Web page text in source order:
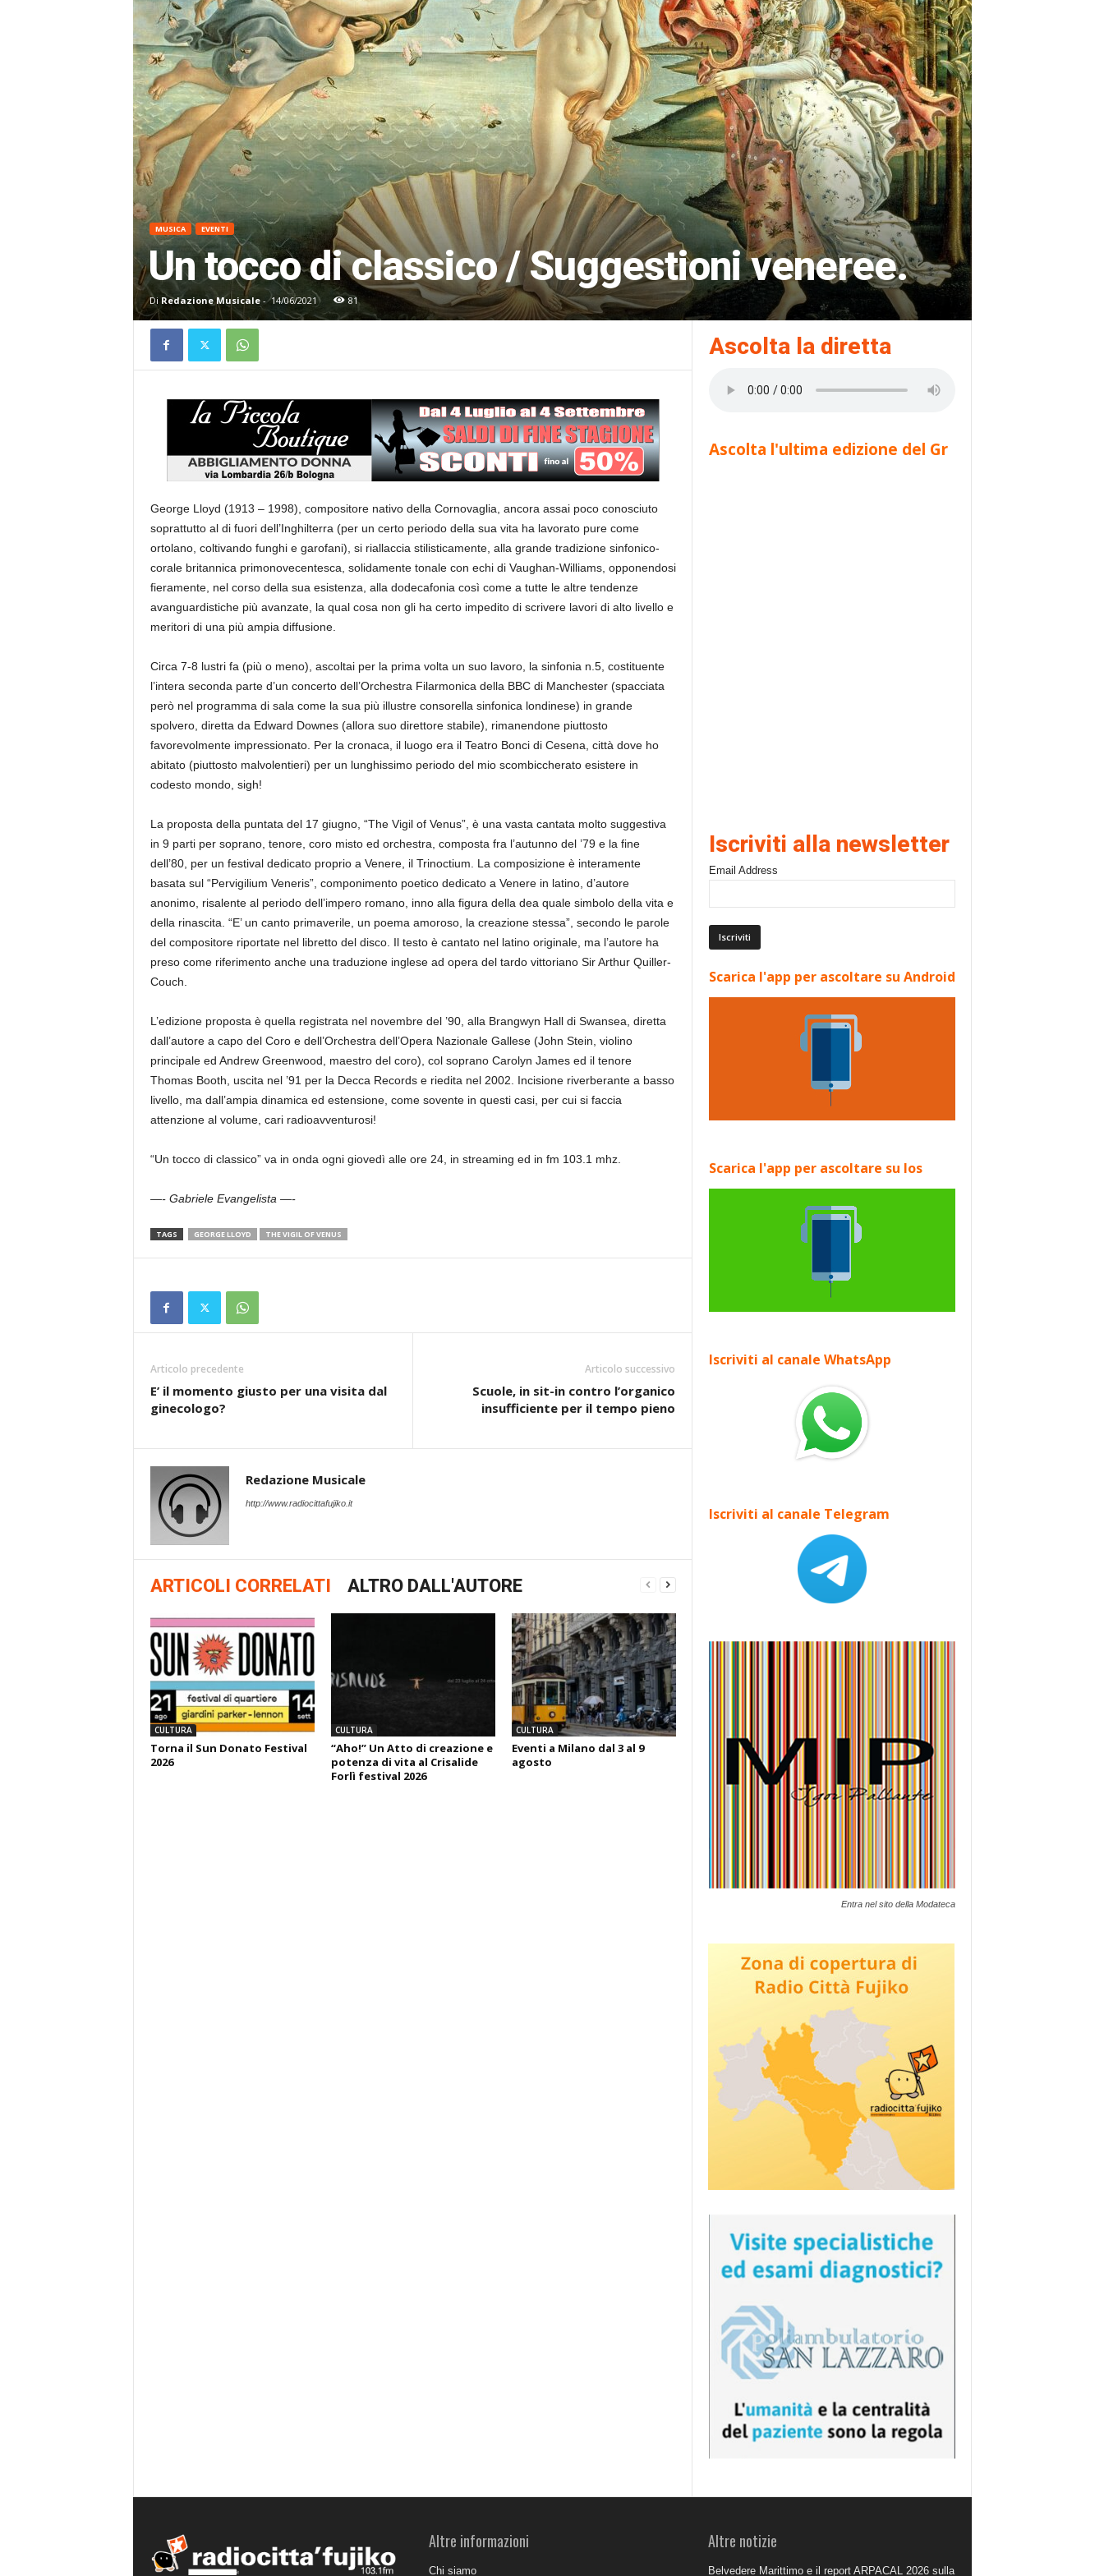
MUSICA EVENTI
Un tocco di classico / Suggestioni veneree.
Di Redazione Musicale- 14/06/2021 81
George Lloyd (1913 – 1998), compositore nativo della Cornovaglia, ancora assai poco conosciuto
soprattutto al di fuori dell’Inghilterra (per un certo periodo della sua vita ha lavorato pure come
ortolano, coltivando funghi e garofani), si riallaccia stilisticamente, alla grande tradizione sinfonico-
corale britannica primonovecentesca, solidamente tonale con echi di Vaughan-Williams, opponendosi
fieramente, nel corso della sua esistenza, alla dodecafonia così come a tutte le altre tendenze
avanguardistiche più avanzate, la qual cosa non gli ha certo impedito di scrivere lavori di alto livello e
meritori di una più ampia diffusione.
Circa 7-8 lustri fa (più o meno), ascoltai per la prima volta un suo lavoro, la sinfonia n.5, costituente
l’intera seconda parte d’un concerto dell’Orchestra Filarmonica della BBC di Manchester (spacciata
però nel programma di sala come la sua più illustre consorella sinfonica londinese) in grande
spolvero, diretta da Edward Downes (allora suo direttore stabile), rimanendone piuttosto
favorevolmente impressionato. Per la cronaca, il luogo era il Teatro Bonci di Cesena, città dove ho
abitato (piuttosto malvolentieri) per un lunghissimo periodo del mio scombiccherato esistere in
codesto mondo, sigh!
La proposta della puntata del 17 giugno, “The Vigil of Venus”, è una vasta cantata molto suggestiva
in 9 parti per soprano, tenore, coro misto ed orchestra, composta fra l’autunno del ’79 e la fine
dell’80, per un festival dedicato proprio a Venere, il Trinoctium. La composizione è interamente
basata sul “Pervigilium Veneris”, componimento poetico dedicato a Venere in latino, d’autore
anonimo, risalente al periodo dell’impero romano, inno alla figura della dea quale simbolo della vita e
della rinascita. “E’ un canto primaverile, un poema amoroso, la creazione stessa”, secondo le parole
del compositore riportate nel libretto del disco. Il testo è cantato nel latino originale, ma l’autore ha
preso come riferimento anche una traduzione inglese ad opera del tardo vittoriano Sir Arthur Quiller-
Couch.
L’edizione proposta è quella registrata nel novembre del ’90, alla Brangwyn Hall di Swansea, diretta
dall’autore a capo del Coro e dell’Orchestra dell’Opera Nazionale Gallese (John Stein, violino
principale ed Andrew Greenwood, maestro del coro), col soprano Carolyn James ed il tenore
Thomas Booth, uscita nel ’91 per la Decca Records e riedita nel 2002. Incisione riverberante a basso
livello, ma dall’ampia dinamica ed estensione, come sovente in questi casi, per cui si faccia
attenzione al volume, cari radioavventurosi!
“Un tocco di classico” va in onda ogni giovedì alle ore 24, in streaming ed in fm 103.1 mhz.
—- Gabriele Evangelista —-
TAGS GEORGE LLOYD THE VIGIL OF VENUS
Articolo precedente
E’ il momento giusto per una visita dal
ginecologo?
Articolo successivo
Scuole, in sit-in contro l’organico
insufficiente per il tempo pieno
Redazione Musicale
http://www.radiocittafujiko.it
ARTICOLI CORRELATI ALTRO DALL'AUTORE
CULTURA
Torna il Sun Donato Festival
2026
CULTURA
“Aho!” Un Atto di creazione e
potenza di vita al Crisalide
Forlì festival 2026
CULTURA
Eventi a Milano dal 3 al 9
agosto
Ascolta la diretta
Ascolta l'ultima edizione del Gr
Iscriviti alla newsletter
Email Address
Scarica l'app per ascoltare su Android
Scarica l'app per ascoltare su Ios
Iscriviti al canale WhatsApp
Iscriviti al canale Telegram
Entra nel sito della Modateca
Altre informazioni
Chi siamo
Altre notizie
Belvedere Marittimo e il report ARPACAL 2026 sulla